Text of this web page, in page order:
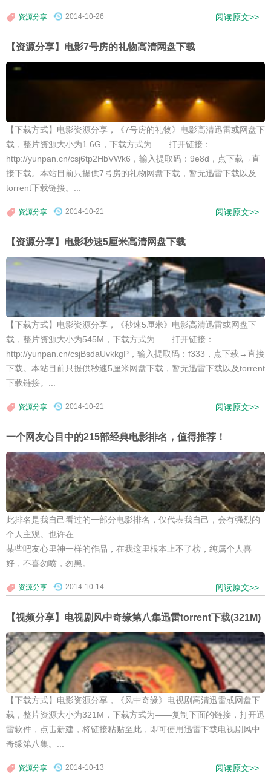
资源分享 2014-10-26 阅读原文>>
【资源分享】电影7号房的礼物高清网盘下载
【下载方式】电影资源分享，《7号房的礼物》电影高清迅雷或网盘下
载，整片资源大小为1.6G，下载方式为——打开链接：
http://yunpan.cn/csj6tp2HbVWk6，输入提取码：9e8d，点下载→直
接下载。本站目前只提供7号房的礼物网盘下载，暂无迅雷下载以及
torrent下载链接。...
资源分享 2014-10-21 阅读原文>>
【资源分享】电影秒速5厘米高清网盘下载
【下载方式】电影资源分享，《秒速5厘米》电影高清迅雷或网盘下
载，整片资源大小为545M，下载方式为——打开链接：
http://yunpan.cn/csjBsdaUvkkgP，输入提取码：f333，点下载→直接
下载。本站目前只提供秒速5厘米网盘下载，暂无迅雷下载以及torrent
下载链接。...
资源分享 2014-10-21 阅读原文>>
一个网友心目中的215部经典电影排名，值得推荐！
此排名是我自己看过的一部分电影排名，仅代表我自己，会有强烈的
个人主观。也许在
某些吧友心里神一样的作品，在我这里根本上不了榜，纯属个人喜
好，不喜勿喷，勿黑。...
资源分享 2014-10-14 阅读原文>>
【视频分享】电视剧风中奇缘第八集迅雷torrent下载(321M)
【下载方式】电影资源分享，《风中奇缘》电视剧高清迅雷或网盘下
载，整片资源大小为321M，下载方式为——复制下面的链接，打开迅
雷软件，点击新建，将链接粘贴至此，即可使用迅雷下载电视剧风中
奇缘第八集。...
资源分享 2014-10-13 阅读原文>>